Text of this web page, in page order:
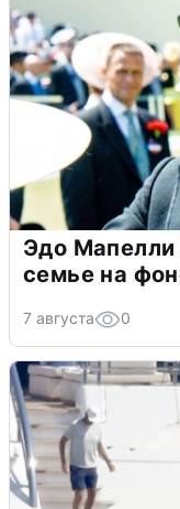
Эдо
семье на
7 августа 0